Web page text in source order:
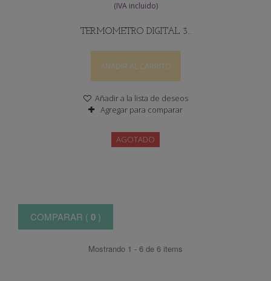
TERMOMETRO DIGITAL 3...
AÑADIR AL CARRITO
Añadir a la lista de deseos
Agregar para comparar
AGOTADO
COMPARAR ( 0 )
Mostrando 1 - 6 de 6 items